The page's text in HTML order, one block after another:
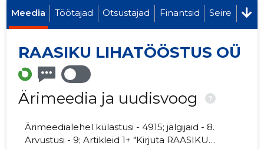
Meedia Töötajad Otsustajad Finantsid Seire
RAASIKU LIHATÖÖSTUS OÜ
Ärimeedia ja uudisvoog ?
Ärimeedialehel külastusi - 4915; jälgijaid - 8.
Arvustusi - 9; Artikleid 1+ "Kirjuta RAASIKU